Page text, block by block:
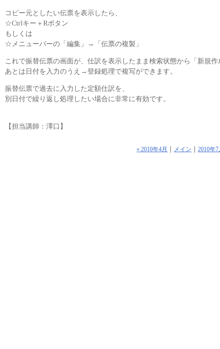
コピー元としたい伝票を表示したら、
☆Ctrlキー＋Rボタン
もしくは
☆メニューバーの「編集」→「伝票の複製」
これで振替伝票の画面が、仕訳を表示したまま検索状態から「新規
あとは日付を入力のうえ→登録処理で複写ができます。
振替伝票で過去に入力した定額仕訳を、
別日付で繰り返し処理したい場合に非常に有効です。
【担当講師：澤口】
« 2010年4月 メイン 2010年7